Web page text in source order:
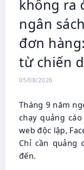
không ra
ngân
đơn
từ chiến
05/08/2026
Tháng 9 năm
chạy quảng
web độc lập,
Chỉ cần quảng
đến.